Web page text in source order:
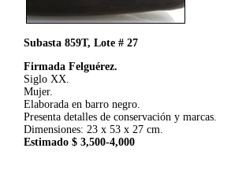
Subasta 859T, Lote # 27
Firmada Felguérez.
Siglo XX.
Mujer.
Elaborada en barro negro.
Presenta detalles de conservación y marcas.
Dimensiones: 23 x 53 x 27 cm.
Estimado $ 3,500-4,000